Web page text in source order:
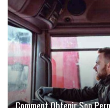
Comment Obtenir Son